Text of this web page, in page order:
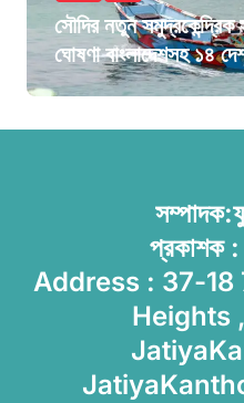
সৌদির নতুন
ঘোষণা বাংলাদেশসহ ১৪
প্রকাশক
Address : 37-
Heights